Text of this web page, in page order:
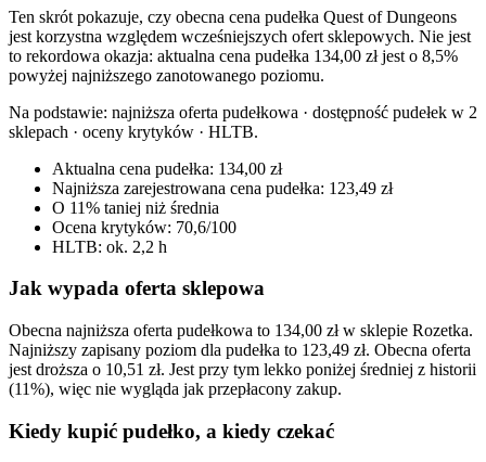
Ten skrót pokazuje, czy obecna cena pudełka Quest of Dungeons
jest korzystna względem wcześniejszych ofert sklepowych. Nie jest
to rekordowa okazja: aktualna cena pudełka 134,00 zł jest o 8,5%
powyżej najniższego zanotowanego poziomu.
Na podstawie: najniższa oferta pudełkowa · dostępność pudełek w 2
sklepach · oceny krytyków · HLTB.
Aktualna cena pudełka: 134,00 zł
Najniższa zarejestrowana cena pudełka: 123,49 zł
O 11% taniej niż średnia
Ocena krytyków: 70,6/100
HLTB: ok. 2,2 h
Jak wypada oferta sklepowa
Obecna najniższa oferta pudełkowa to 134,00 zł w sklepie Rozetka.
Najniższy zapisany poziom dla pudełka to 123,49 zł. Obecna oferta
jest droższa o 10,51 zł. Jest przy tym lekko poniżej średniej z historii
(11%), więc nie wygląda jak przepłacony zakup.
Kiedy kupić pudełko, a kiedy czekać